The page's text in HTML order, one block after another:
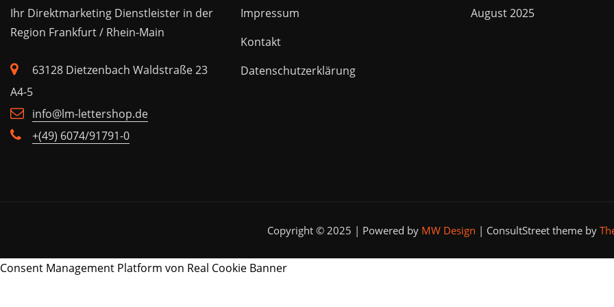
Ihr Direktmarketing Dienstleister in der
Region Frankfurt / Rhein-Main
63128 Dietzenbach Waldstraße 23
A4-5
info@lm-lettershop.de
+(49) 6074/91791-0
Impressum
Kontakt
Datenschutzerklärung
August 2025
Copyright © 2025 | Powered by MW Design | ConsultStreet theme by
Consent Management Platform von Real Cookie Banner